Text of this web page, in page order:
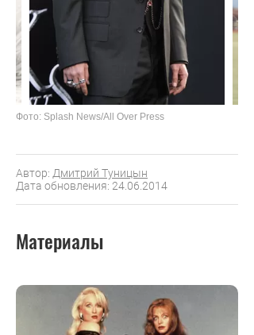
Фото: Splash News/All Over Press
Автор: Дмитрий Туницын
Дата обновления: 24.06.2014
Материалы